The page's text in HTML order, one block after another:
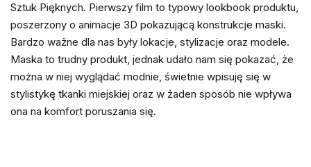
Sztuk Pięknych. Pierwszy film to typowy lookbook produktu,
poszerzony o animacje 3D pokazującą konstrukcje maski.
Bardzo ważne dla nas były lokacje, stylizacje oraz modele.
Maska to trudny produkt, jednak udało nam się pokazać, że
można w niej wyglądać modnie, świetnie wpisuję się w
stylistykę tkanki miejskiej oraz w żaden sposób nie wpływa
ona na komfort poruszania się.